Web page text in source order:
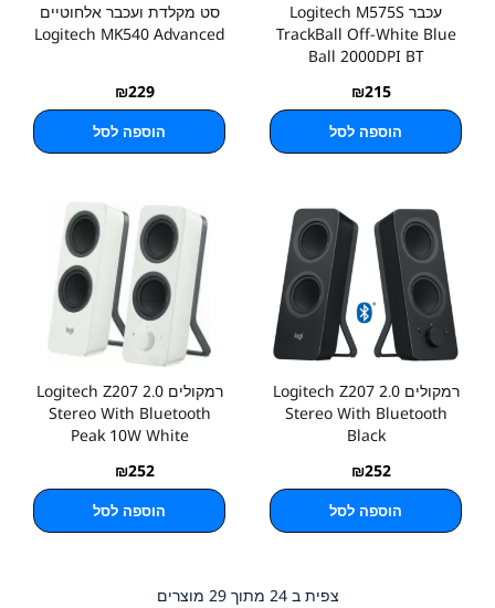
עכבר Logitech M575S
TrackBall Off-White Blue
Ball 2000DPI BT
₪215
הוספה לסל
סט מקלדת ועכבר אלחוטיים
Logitech MK540 Advanced
₪229
הוספה לסל
רמקולים Logitech Z207 2.0
Stereo With Bluetooth
Black
₪252
הוספה לסל
רמקולים Logitech Z207 2.0
Stereo With Bluetooth
Peak 10W White
₪252
הוספה לסל
צפית ב 24 מתוך 29 מוצרים